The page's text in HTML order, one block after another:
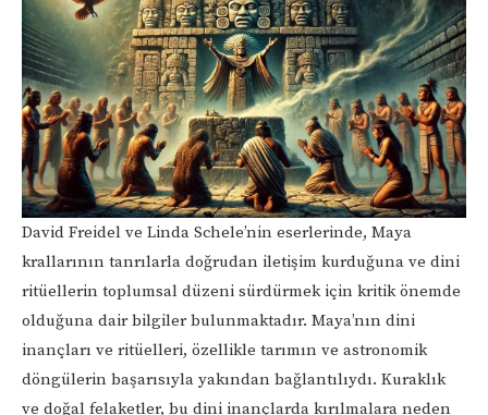
David Freidel ve Linda Schele’nin eserlerinde, Maya
krallarının tanrılarla doğrudan iletişim kurduğuna ve dini
ritüellerin toplumsal düzeni sürdürmek için kritik önemde
olduğuna dair bilgiler bulunmaktadır. Maya’nın dini
inançları ve ritüelleri, özellikle tarımın ve astronomik
döngülerin başarısıyla yakından bağlantılıydı. Kuraklık
ve doğal felaketler, bu dini inançlarda kırılmalara neden